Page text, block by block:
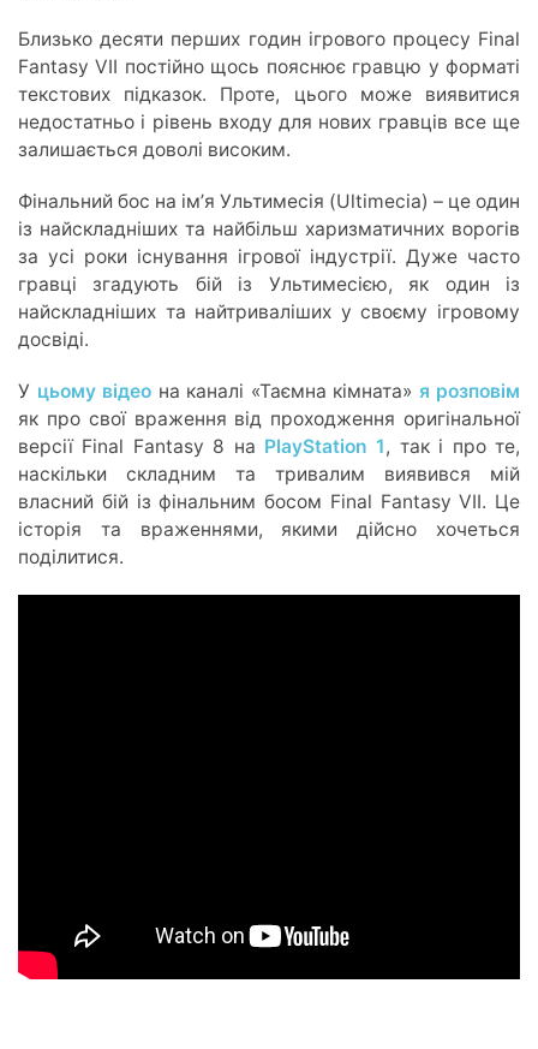
Близько десяти перших годин ігрового процесу Final
Fantasy VII постійно щось пояснює гравцю у форматі
текстових підказок. Проте, цього може виявитися
недостатньо і рівень входу для нових гравців все ще
залишається доволі високим.
Фінальний бос на імʼя Ультимесія (Ultimecia) – це один
із найскладніших та найбільш харизматичних ворогів
за усі роки існування ігрової індустрії. Дуже часто
гравці згадують бій із Ультимесією, як один із
найскладніших та найтриваліших у своєму ігровому
досвіді.
У цьому відео на каналі «Таємна кімната» я розповім
як про свої враження від проходження оригінальної
версії Final Fantasy 8 на PlayStation 1, так і про те,
наскільки складним та тривалим виявився мій
власний бій із фінальним босом Final Fantasy VII. Це
історія та враженнями, якими дійсно хочеться
поділитися.